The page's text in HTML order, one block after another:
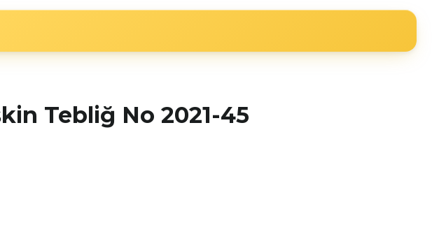
Tebliğ No 2021-45